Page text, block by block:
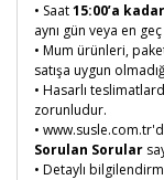
• Saat15:00’a kadar
aynı gün veya en
• Mum ürünleri,
satışa uygun
• Hasarlı
zorunludur.
•
Sorulan Sorular
• Detaylı